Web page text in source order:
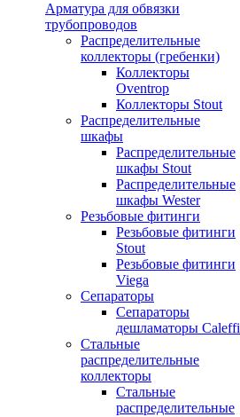
Арматура для обвязки
трубопроводов
Распределительные
коллекторы (гребенки)
Коллекторы
Oventrop
Коллекторы Stout
Распределительные
шкафы
Распределительные
шкафы Stout
Распределительные
шкафы Wester
Резьбовые фитинги
Резьбовые фитинги
Stout
Резьбовые фитинги
Viega
Сепараторы
Сепараторы
дешламаторы Caleffi
Стальные
распределительные
коллекторы
Стальные
распределительные